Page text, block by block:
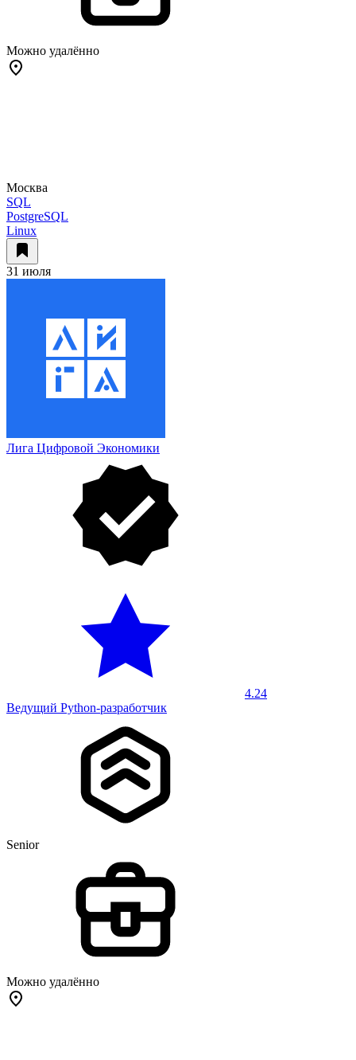
Можно удалённо
Москва
SQL
PostgreSQL
Linux
31 июля
Лига Цифровой Экономики
4.24
Ведущий Python-разработчик
Senior
Можно удалённо